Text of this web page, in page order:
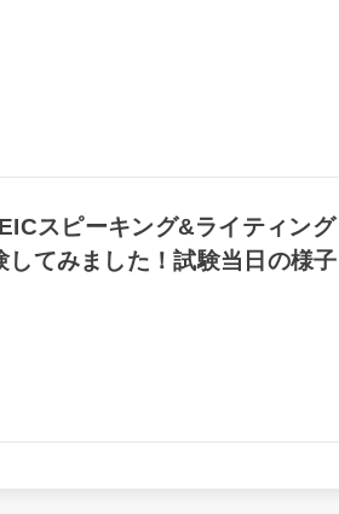
スピーキング&ライティング
してみました！試験当日の様子